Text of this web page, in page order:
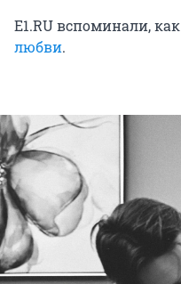
E1.RU вспоминали, как
любви.